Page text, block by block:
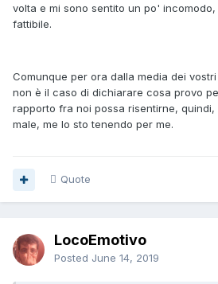
volta e mi sono sentito un po'
fattibile.
Comunque per ora dalla media dei
non è il caso di dichiarare cosa provo
rapporto fra noi possa risentirne,
male, me lo sto tenendo per me.
Quote
LocoEmotivo
Posted June 14, 2019